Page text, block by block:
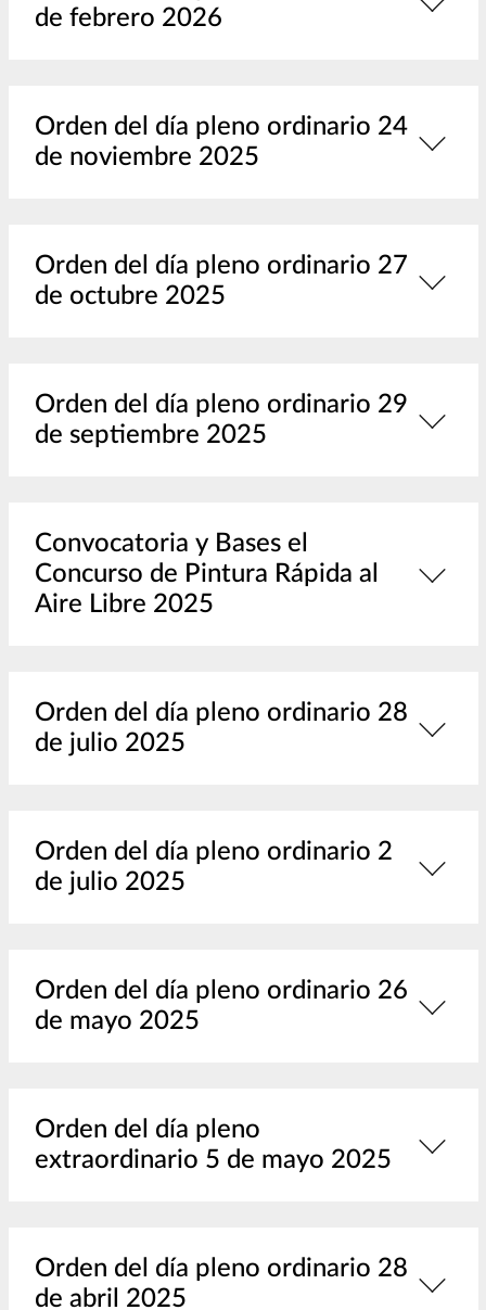
de febrero 2026
Orden del día pleno ordinario 24
de noviembre 2025
Orden del día pleno ordinario 27
de octubre 2025
Orden del día pleno ordinario 29
de septiembre 2025
Convocatoria y Bases el
Concurso de Pintura Rápida al
Aire Libre 2025
Orden del día pleno ordinario 28
de julio 2025
Orden del día pleno ordinario 2
de julio 2025
Orden del día pleno ordinario 26
de mayo 2025
Orden del día pleno
extraordinario 5 de mayo 2025
Orden del día pleno ordinario 28
de abril 2025